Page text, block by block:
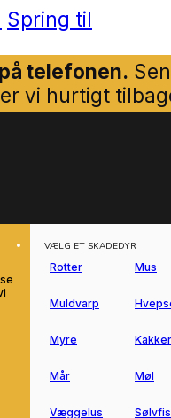
Spring til
telefonen.
vi hurtigt
VÆLG ET SKADEDYR
Rotter Mus
Muldvarp
Myre
Mår Møl
Væggelus